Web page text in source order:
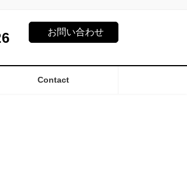
お問い合わせ
Contact